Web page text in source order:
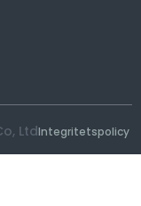
LtdIntegritetspolicy